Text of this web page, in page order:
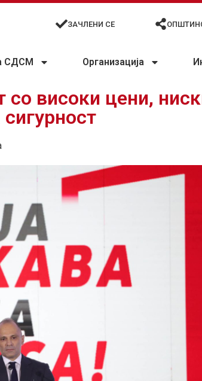
ЗАЧЛЕНИ СЕ
СДСМ Организација
високи цени,